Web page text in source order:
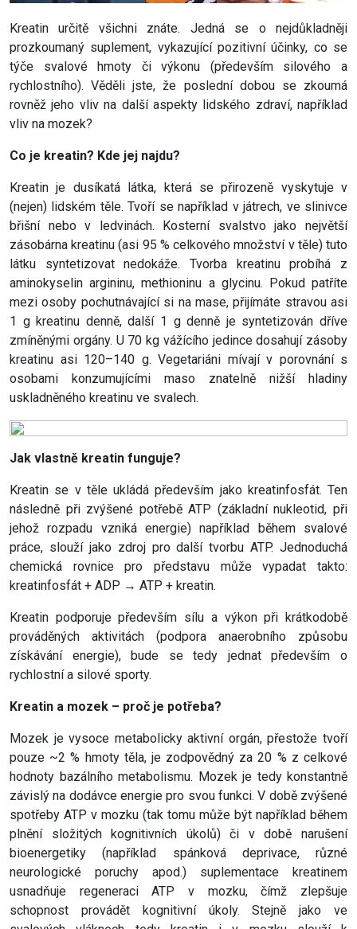
Kreatin určitě všichni znáte. Jedná se o nejdůkladněji
prozkoumaný suplement, vykazující pozitivní účinky, co se
týče svalové hmoty či výkonu (především silového a
rychlostního). Věděli jste, že poslední dobou se zkoumá
rovněž jeho vliv na další aspekty lidského zdraví, například
vliv na mozek?
Co je kreatin? Kde jej najdu?
Kreatin je dusíkatá látka, která se přirozeně vyskytuje v
(nejen) lidském těle. Tvoří se například v játrech, ve slinivce
břišní nebo v ledvinách. Kosterní svalstvo jako největší
zásobárna kreatinu (asi 95 % celkového množství v těle) tuto
látku syntetizovat nedokáže. Tvorba kreatinu probíhá z
aminokyselin argininu, methioninu a glycinu. Pokud patříte
mezi osoby pochutnávající si na mase, přijímáte stravou asi
1 g kreatinu denně, další 1 g denně je syntetizován dříve
zmíněnými orgány. U 70 kg vážícího jedince dosahují zásoby
kreatinu asi 120–140 g. Vegetariáni mívají v porovnání s
osobami konzumujícími maso znatelně nižší hladiny
uskladněného kreatinu ve svalech.
Jak vlastně kreatin funguje?
Kreatin se v těle ukládá především jako kreatinfosfát. Ten
následně při zvýšené potřebě ATP (základní nukleotid, při
jehož rozpadu vzniká energie) například během svalové
práce, slouží jako zdroj pro další tvorbu ATP. Jednoduchá
chemická rovnice pro představu může vypadat takto:
kreatinfosfát + ADP → ATP + kreatin.
Kreatin podporuje především sílu a výkon při krátkodobě
prováděných aktivitách (podpora anaerobního způsobu
získávání energie), bude se tedy jednat především o
rychlostní a silové sporty.
Kreatin a mozek – proč je potřeba?
Mozek je vysoce metabolicky aktivní orgán, přestože tvoří
pouze ~2 % hmoty těla, je zodpovědný za 20 % z celkové
hodnoty bazálního metabolismu. Mozek je tedy konstantně
závislý na dodávce energie pro svou funkci. V době zvýšené
spotřeby ATP v mozku (tak tomu může být například během
plnění složitých kognitivních úkolů) či v době narušení
bioenergetiky (například spánková deprivace, různé
neurologické poruchy apod.) suplementace kreatinem
usnadňuje regeneraci ATP v mozku, čímž zlepšuje
schopnost provádět kognitivní úkoly. Stejně jako ve